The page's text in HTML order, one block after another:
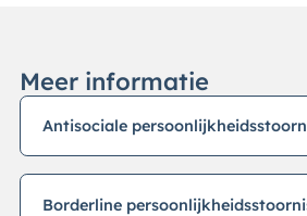
Meer informatie
Antisociale
Borderline